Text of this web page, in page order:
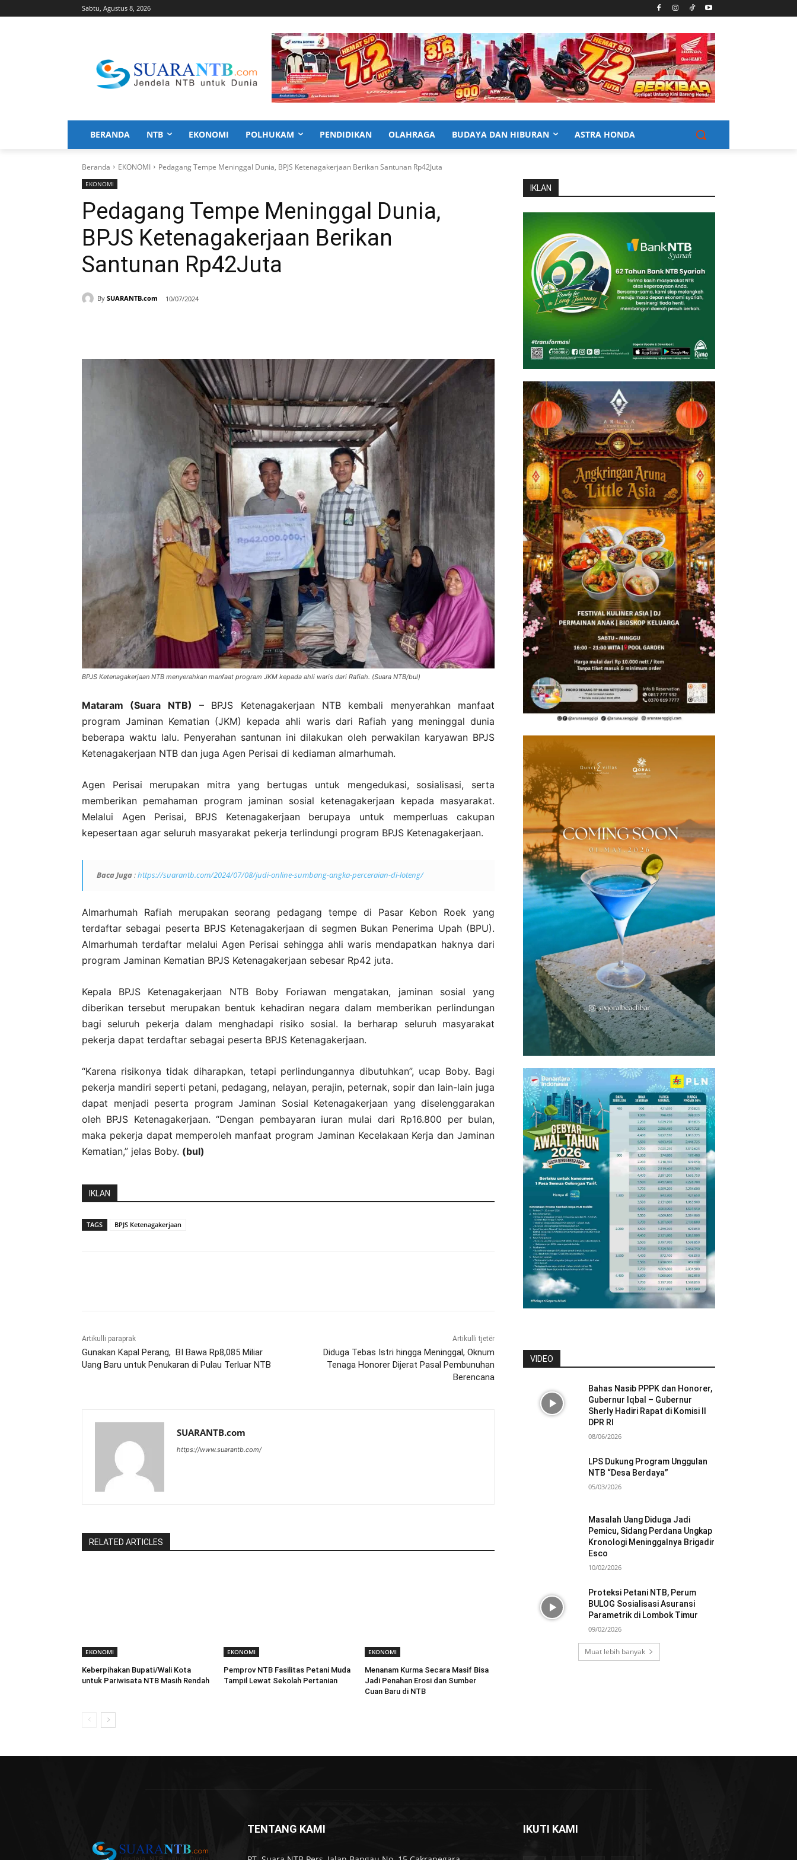
Sabtu, Agustus 8, 2026
BERANDA NTB EKONOMI POLHUKAM PENDIDIKAN OLAHRAGA BUDAYA DAN HIBURAN ASTRA HONDA
Beranda EKONOMI Pedagang Tempe Meninggal Dunia, BPJS Ketenagakerjaan Berikan Santunan Rp42Juta
EKONOMI
Pedagang Tempe Meninggal Dunia,
BPJS Ketenagakerjaan Berikan
Santunan Rp42Juta
By SUARANTB.com 10/07/2024
BPJS Ketenagakerjaan NTB menyerahkan manfaat program JKM kepada ahli waris dari Rafiah. (Suara NTB/bul)
Mataram (Suara NTB) – BPJS Ketenagakerjaan NTB kembali menyerahkan manfaat
program Jaminan Kematian (JKM) kepada ahli waris dari Rafiah yang meninggal dunia
beberapa waktu lalu. Penyerahan santunan ini dilakukan oleh perwakilan karyawan BPJS
Ketenagakerjaan NTB dan juga Agen Perisai di kediaman almarhumah.
Agen Perisai merupakan mitra yang bertugas untuk mengedukasi, sosialisasi, serta
memberikan pemahaman program jaminan sosial ketenagakerjaan kepada masyarakat.
Melalui Agen Perisai, BPJS Ketenagakerjaan berupaya untuk memperluas cakupan
kepesertaan agar seluruh masyarakat pekerja terlindungi program BPJS Ketenagakerjaan.
Baca Juga:https://suarantb.com/2024/07/08/judi-online-sumbang-angka-perceraian-di-loteng/
Almarhumah Rafiah merupakan seorang pedagang tempe di Pasar Kebon Roek yang
terdaftar sebagai peserta BPJS Ketenagakerjaan di segmen Bukan Penerima Upah (BPU).
Almarhumah terdaftar melalui Agen Perisai sehingga ahli waris mendapatkan haknya dari
program Jaminan Kematian BPJS Ketenagakerjaan sebesar Rp42 juta.
Kepala BPJS Ketenagakerjaan NTB Boby Foriawan mengatakan, jaminan sosial yang
diberikan tersebut merupakan bentuk kehadiran negara dalam memberikan perlindungan
bagi seluruh pekerja dalam menghadapi risiko sosial. Ia berharap seluruh masyarakat
pekerja dapat terdaftar sebagai peserta BPJS Ketenagakerjaan.
“Karena risikonya tidak diharapkan, tetapi perlindungannya dibutuhkan”, ucap Boby. Bagi
pekerja mandiri seperti petani, pedagang, nelayan, perajin, peternak, sopir dan lain-lain juga
dapat menjadi peserta program Jaminan Sosial Ketenagakerjaan yang diselenggarakan
oleh BPJS Ketenagakerjaan. “Dengan pembayaran iuran mulai dari Rp16.800 per bulan,
maka pekerja dapat memperoleh manfaat program Jaminan Kecelakaan Kerja dan Jaminan
Kematian,” jelas Boby. (bul)
IKLAN
TAGS BPJS Ketenagakerjaan
Artikulli paraprak
Gunakan Kapal Perang, BI Bawa Rp8,085 Miliar
Uang Baru untuk Penukaran di Pulau Terluar NTB
Artikulli tjetër
Diduga Tebas Istri hingga Meninggal, Oknum
Tenaga Honorer Dijerat Pasal Pembunuhan
Berencana
SUARANTB.com
https://www.suarantb.com/
RELATED ARTICLES
EKONOMI
Keberpihakan Bupati/Wali Kota
untuk Pariwisata NTB Masih Rendah
EKONOMI
Pemprov NTB Fasilitas Petani Muda
Tampil Lewat Sekolah Pertanian
EKONOMI
Menanam Kurma Secara Masif Bisa
Jadi Penahan Erosi dan Sumber
Cuan Baru di NTB
IKLAN
VIDEO
Bahas Nasib PPPK dan Honorer,
Gubernur Iqbal – Gubernur
Sherly Hadiri Rapat di Komisi II
DPR RI
08/06/2026
LPS Dukung Program Unggulan
NTB “Desa Berdaya”
05/03/2026
Masalah Uang Diduga Jadi
Pemicu, Sidang Perdana Ungkap
Kronologi Meninggalnya Brigadir
Esco
10/02/2026
Proteksi Petani NTB, Perum
BULOG Sosialisasi Asuransi
Parametrik di Lombok Timur
09/02/2026
Muat lebih banyak
TENTANG KAMI IKUTI KAMI